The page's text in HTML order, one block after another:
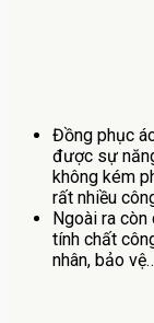
Đồng phục
được sự
không kém
rất nhiều
Ngoài ra còn
tính chất
nhân, bảo